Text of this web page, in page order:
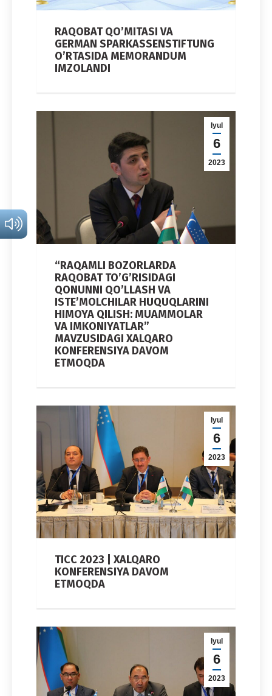
RAQOBAT QO’MITASI VA
GERMAN SPARKASSENSTIFTUNG
O’RTASIDA MEMORANDUM
IMZOLANDI
Iyul
6
2023
“RAQAMLI BOZORLARDA
RAQOBAT TO’G’RISIDAGI
QONUNNI QO’LLASH VA
ISTEʼMOLCHILAR HUQUQLARINI
HIMOYA QILISH: MUAMMOLAR
VA IMKONIYATLAR”
MAVZUSIDAGI XALQARO
KONFERENSIYA DAVOM
ETMOQDA
Iyul
6
2023
TICC 2023 | XALQARO
KONFERENSIYA DAVOM
ETMOQDA
Iyul
6
2023